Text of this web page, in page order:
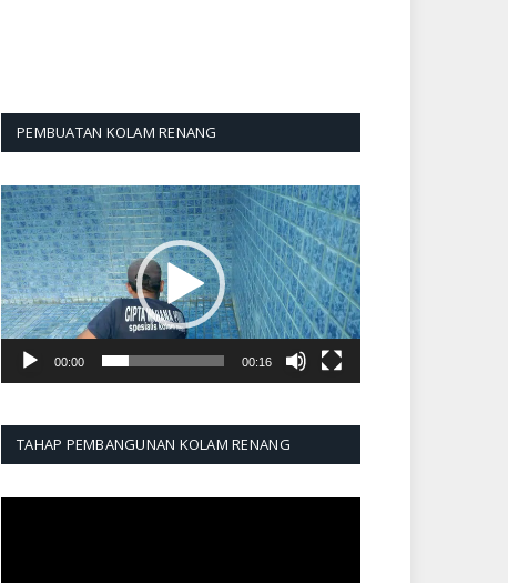
PEMBUATAN KOLAM RENANG
Pemutar
Video
00:00 00:16
TAHAP PEMBANGUNAN KOLAM RENANG